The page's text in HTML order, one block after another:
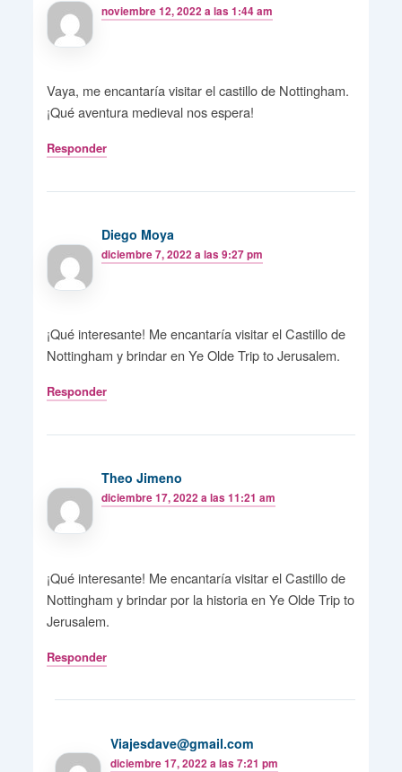
noviembre 12, 2022 a las 1:44 am
Vaya, me encantaría visitar el castillo de Nottingham.
¡Qué aventura medieval nos espera!
Responder
Diego Moya
diciembre 7, 2022 a las 9:27 pm
¡Qué interesante! Me encantaría visitar el Castillo de
Nottingham y brindar en Ye Olde Trip to Jerusalem.
Responder
Theo Jimeno
diciembre 17, 2022 a las 11:21 am
¡Qué interesante! Me encantaría visitar el Castillo de
Nottingham y brindar por la historia en Ye Olde Trip to
Jerusalem.
Responder
Viajesdave@gmail.com
diciembre 17, 2022 a las 7:21 pm